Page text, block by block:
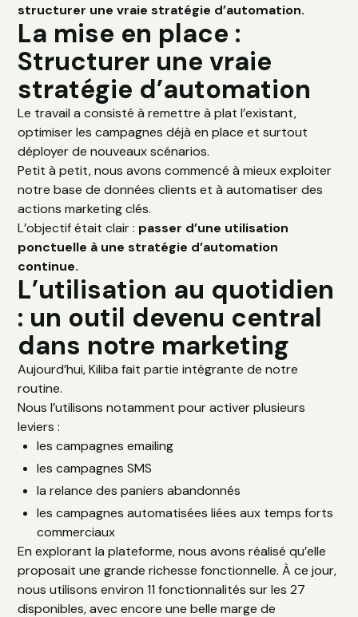
structurer une vraie stratégie d’automation.
La mise en place :
Structurer une vraie
stratégie d’automation
Le travail a consisté à remettre à plat l’existant,
optimiser les campagnes déjà en place et surtout
déployer de nouveaux scénarios.
Petit à petit, nous avons commencé à mieux exploiter
notre base de données clients et à automatiser des
actions marketing clés.
L’objectif était clair : passer d’une utilisation
ponctuelle à une stratégie d’automation
continue.
L’utilisation au quotidien
: un outil devenu central
dans notre marketing
Aujourd’hui, Kiliba fait partie intégrante de notre
routine.
Nous l’utilisons notamment pour activer plusieurs
leviers :
les campagnes emailing
les campagnes SMS
la relance des paniers abandonnés
les campagnes automatisées liées aux temps forts
commerciaux
En explorant la plateforme, nous avons réalisé qu’elle
proposait une grande richesse fonctionnelle. À ce jour,
nous utilisons environ 11 fonctionnalités sur les 27
disponibles, avec encore une belle marge de